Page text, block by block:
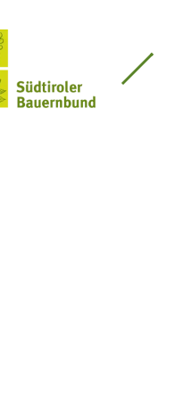
Südtiroler Bauernbund